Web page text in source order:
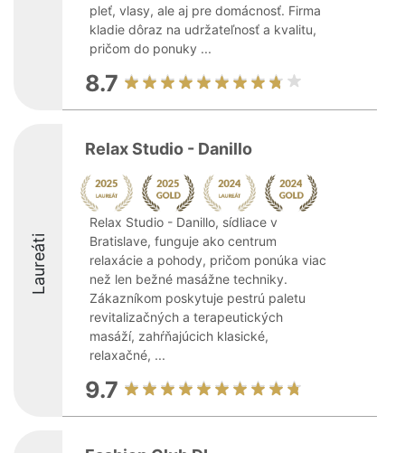
pleť, vlasy, ale aj pre domácnosť. Firma
kladie dôraz na udržateľnosť a kvalitu,
pričom do ponuky ...
8.7
Laureáti
Relax Studio - Danillo
Relax Studio - Danillo, sídliace v
Bratislave, funguje ako centrum
relaxácie a pohody, pričom ponúka viac
než len bežné masážne techniky.
Zákazníkom poskytuje pestrú paletu
revitalizačných a terapeutických
masáží, zahŕňajúcich klasické,
relaxačné, ...
9.7